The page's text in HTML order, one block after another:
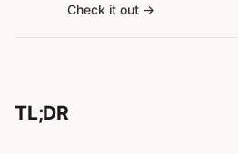
Check it out
TL;DR